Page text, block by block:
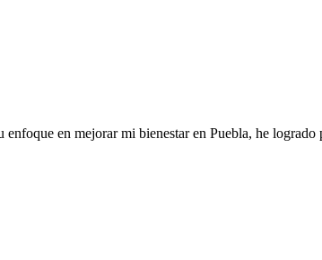
en mejorar mi bienestar en Puebla, he logrado